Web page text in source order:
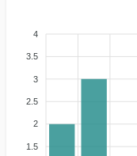
4
3.5
3
2.5
2
1.5